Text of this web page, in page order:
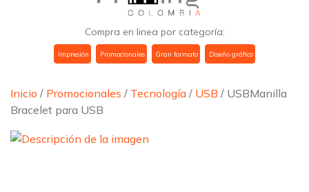
Compra en linea por categoría:
Impresión Promocionales Gran formato Diseño gráfico
Inicio / Promocionales / Tecnología / USB / USBManilla
Bracelet para USB